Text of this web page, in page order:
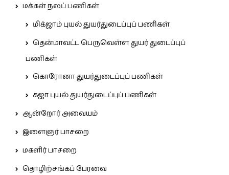
மக்கள் நலப் பணிகள்
மிக்ஜாம் புயல் துயர்துடைப்புப் பணிகள்
தென்மாவட்ட பெருவெள்ள துயர் துடைப்புப்
பணிகள்
கொரோனா துயர்துடைப்புப் பணிகள்
கஜா புயல் துயர்துடைப்புப் பணிகள்
ஆன்றோர் அவையம்
இளைஞர் பாசறை
மகளிர் பாசறை
தொழிற்சங்கப் பேரவை